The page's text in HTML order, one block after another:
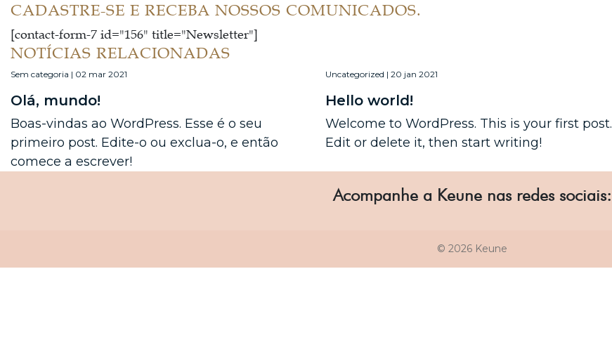
CADASTRE-SE E RECEBA NOSSOS COMUNICADOS.
[contact-form-7 id="156" title="Newsletter"]
NOTÍCIAS RELACIONADAS
Sem categoria | 02 mar 2021
Olá, mundo!
Boas-vindas ao WordPress. Esse é o seu
primeiro post. Edite-o ou exclua-o, e então
comece a escrever!
Uncategorized | 20 jan 2021
Hello world!
Welcome to WordPress. This is your first post.
Edit or delete it, then start writing!
Acompanhe a Keune nas redes sociais:
© 2026 Keune